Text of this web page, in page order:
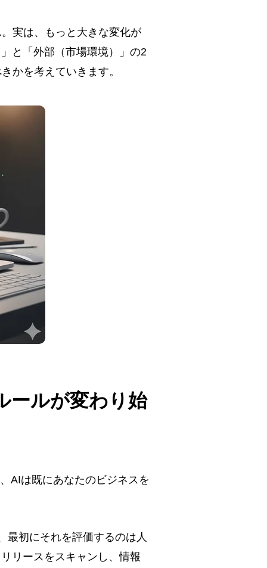
実は、もっと大きな変化が
と「外部（市場環境）」の2
かを考えていきます。
ールが変わり始
AIは既にあなたのビジネスを
最初にそれを評価するのは人
リースをスキャンし、情報